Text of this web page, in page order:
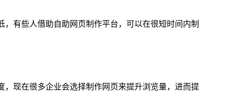
有些人借助自助网页制作平台，可以在很短时间内制
，现在很多企业会选择制作网页来提升浏览量，进而提